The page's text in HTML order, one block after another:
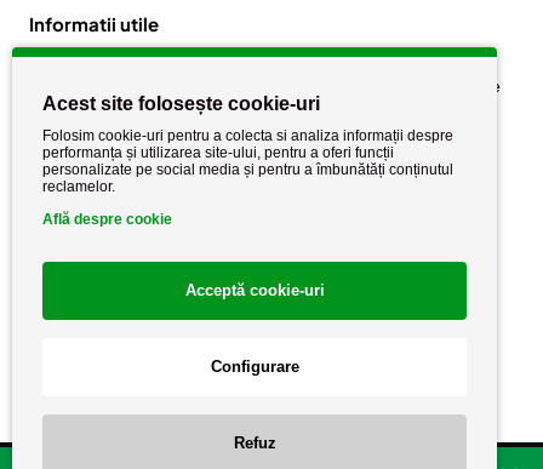
Informatii utile
Politica de cookie
Politica de confidențialitate
Termeni si conditii
Acest site folosește cookie-uri
Folosim cookie-uri pentru a colecta si analiza informații despre
performanța și utilizarea site-ului, pentru a oferi funcții
personalizate pe social media și pentru a îmbunătăți conținutul
reclamelor.
Află despre cookie
Acceptă cookie-uri
Configurare
Refuz